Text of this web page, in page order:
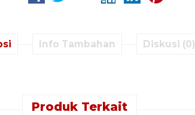
Info Tambahan Diskusi (0)
Produk Terkait